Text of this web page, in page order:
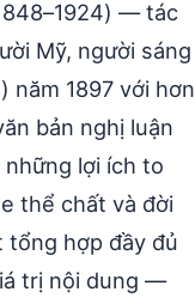
— tác
Mỹ, người sáng
năm 1897 với hơn
bản nghị luận
lợi ích to
thể chất và đời
tổng hợp đầy đủ
trị nội dung —